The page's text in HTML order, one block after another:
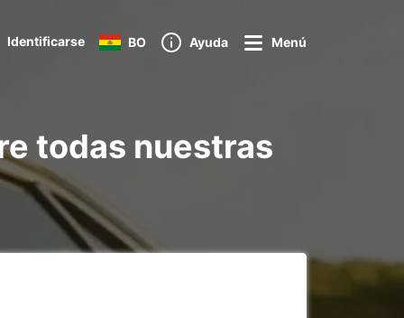
Identificarse BO Ayuda Menú
todas nuestras